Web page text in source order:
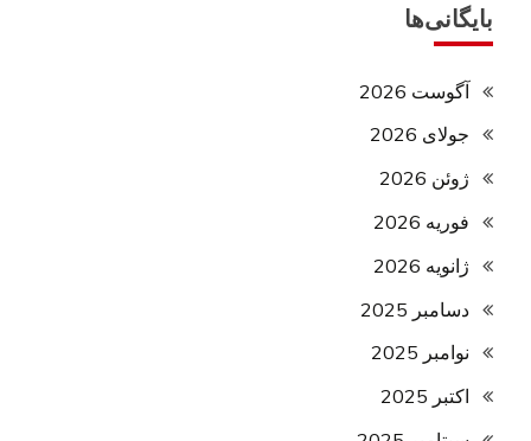
بایگانی‌ها
آگوست 2026
جولای 2026
ژوئن 2026
فوریه 2026
ژانویه 2026
دسامبر 2025
نوامبر 2025
اکتبر 2025